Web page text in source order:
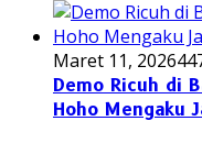
Maret 11, 2026
Demo Ricuh di
Hoho Mengaku